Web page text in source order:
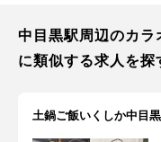
中目黒駅周辺のカラ
に類似する求人を探
土鍋ご飯いくしか中目黒